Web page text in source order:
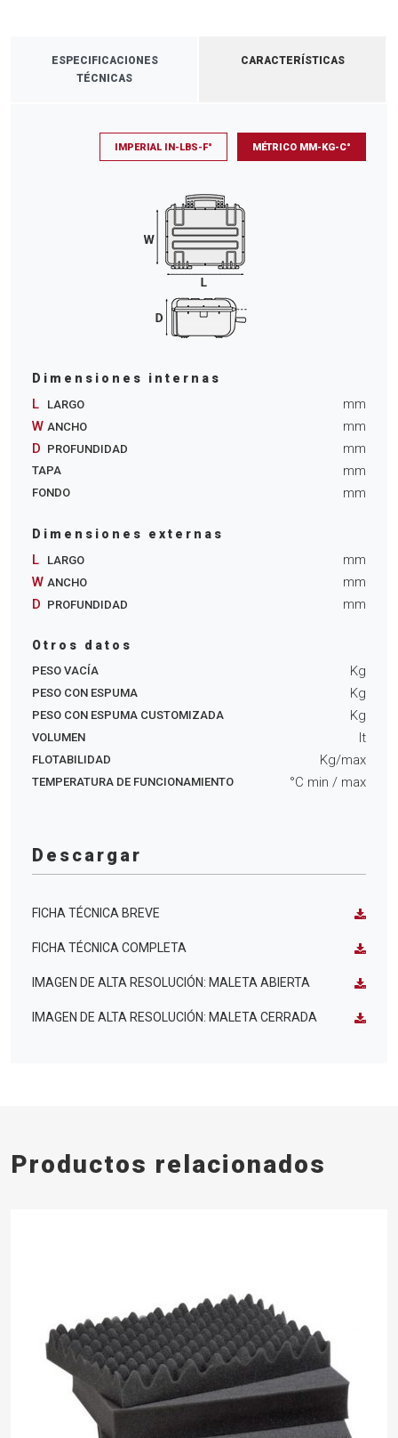
ESPECIFICACIONES
TÉCNICAS
CARACTERÍSTICAS
IMPERIAL IN-LBS-F° MÉTRICO MM-KG-C°
Dimensiones internas
L LARGO
mm
W ANCHO
mm
D PROFUNDIDAD mm
TAPA mm
FONDO mm
Dimensiones externas
L LARGO
mm
W ANCHO
mm
D PROFUNDIDAD mm
Otros datos
PESO VACÍA Kg
PESO CON ESPUMA Kg
PESO CON ESPUMA CUSTOMIZADA Kg
VOLUMEN lt
FLOTABILIDAD Kg/max
TEMPERATURA DE FUNCIONAMIENTO °C min / max
Descargar
FICHA TÉCNICA BREVE
FICHA TÉCNICA COMPLETA
IMAGEN DE ALTA RESOLUCIÓN: MALETA ABIERTA
IMAGEN DE ALTA RESOLUCIÓN: MALETA CERRADA
Productos relacionados